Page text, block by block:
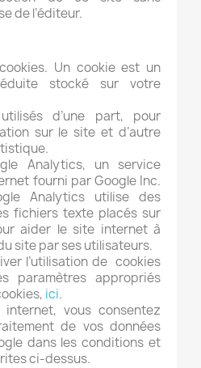
de l’éditeur.
Un cookie est un
stocké sur votre
d’une part, pour
sur le site et d’autre
Analytics, un service
fourni par Google Inc.
Analytics utilise des
fichiers texte placés sur
aider le site internet à
site par ses utilisateurs.
l’utilisation de cookies
paramètres appropriés
ici.
vous consentez
de vos données
dans les conditions et
ci-dessus.